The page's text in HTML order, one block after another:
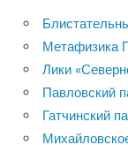
Метафизика
Лики
Павловский
Гатчинский